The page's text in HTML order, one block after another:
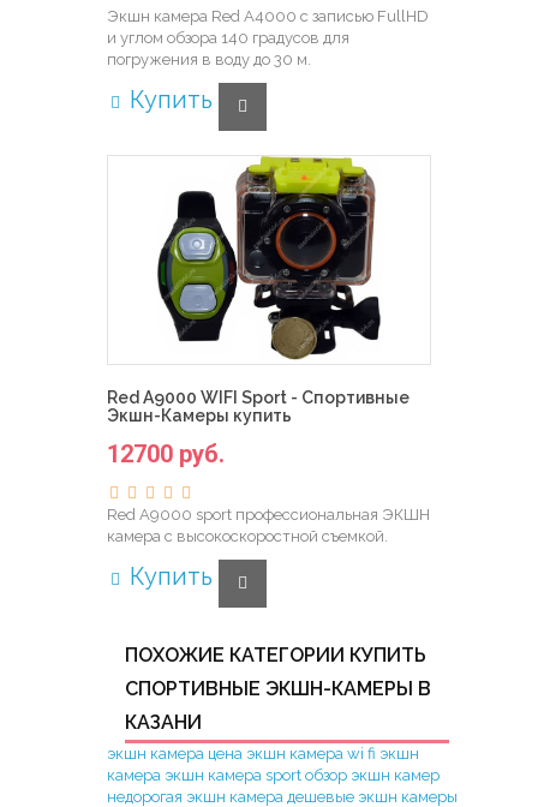
Экшн камера Red A4000 с записью FullHD
и углом обзора 140 градусов для
погружения в воду до 30 м.
Купить
Red A9000 WIFI Sport - Спортивные
Экшн-Камеры купить
12700 руб.
Red A9000 sport профессиональная ЭКШН
камера с высокоскоростной съемкой.
Купить
ПОХОЖИЕ КАТЕГОРИИ КУПИТЬ
СПОРТИВНЫЕ ЭКШН-КАМЕРЫ В
КАЗАНИ
экшн камера цена экшн камера wi fi экшн
камера экшн камера sport обзор экшн камер
недорогая экшн камера дешевые экшн камеры